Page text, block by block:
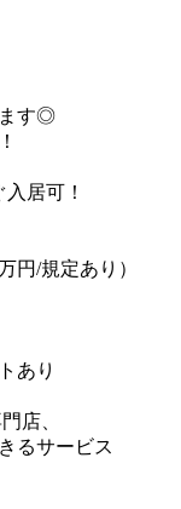
ます◎
居可！
円/規定あり）
あり
店、
るサービス